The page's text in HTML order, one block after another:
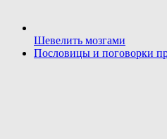
Шевелить мозгами
Пословицы и поговорки